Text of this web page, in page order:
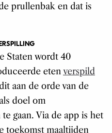
prullenbak en dat is
Staten wordt 40
etenverspild
aan de orde van de
doel om
gaan. Via de app is het
toekomst maaltijden